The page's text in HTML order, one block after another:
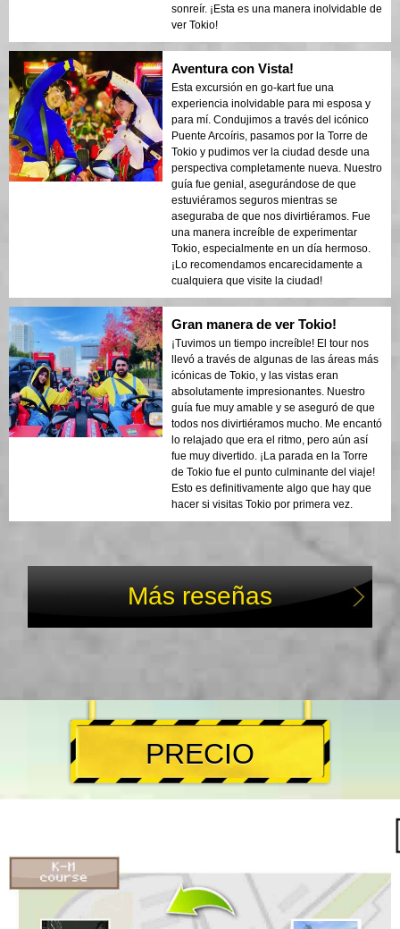
sonreír. ¡Esta es una manera inolvidable de
ver Tokio!
Aventura con Vista!
Esta excursión en go-kart fue una
experiencia inolvidable para mi esposa y
para mí. Condujimos a través del icónico
Puente Arcoíris, pasamos por la Torre de
Tokio y pudimos ver la ciudad desde una
perspectiva completamente nueva. Nuestro
guía fue genial, asegurándose de que
estuviéramos seguros mientras se
aseguraba de que nos divirtiéramos. Fue
una manera increíble de experimentar
Tokio, especialmente en un día hermoso.
¡Lo recomendamos encarecidamente a
cualquiera que visite la ciudad!
Gran manera de ver Tokio!
¡Tuvimos un tiempo increíble! El tour nos
llevó a través de algunas de las áreas más
icónicas de Tokio, y las vistas eran
absolutamente impresionantes. Nuestro
guía fue muy amable y se aseguró de que
todos nos divirtiéramos mucho. Me encantó
lo relajado que era el ritmo, pero aún así
fue muy divertido. ¡La parada en la Torre
de Tokio fue el punto culminante del viaje!
Esto es definitivamente algo que hay que
hacer si visitas Tokio por primera vez.
Más reseñas
PRECIO